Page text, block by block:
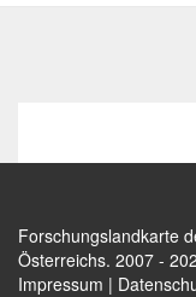
Forschungslandkarte
Österreichs. 2007 -
Impressum |